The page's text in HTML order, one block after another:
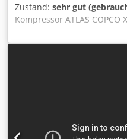
Zustand: sehr gut
Kompressor ATLAS COPCO
Nachkühler nach
Leistung: 14,20 m3/min;
2015; Motor: DEUTZ 6,1